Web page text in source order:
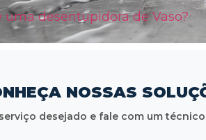
uma desentupidora de Vaso?
NOSSAS
desejado e fale com um